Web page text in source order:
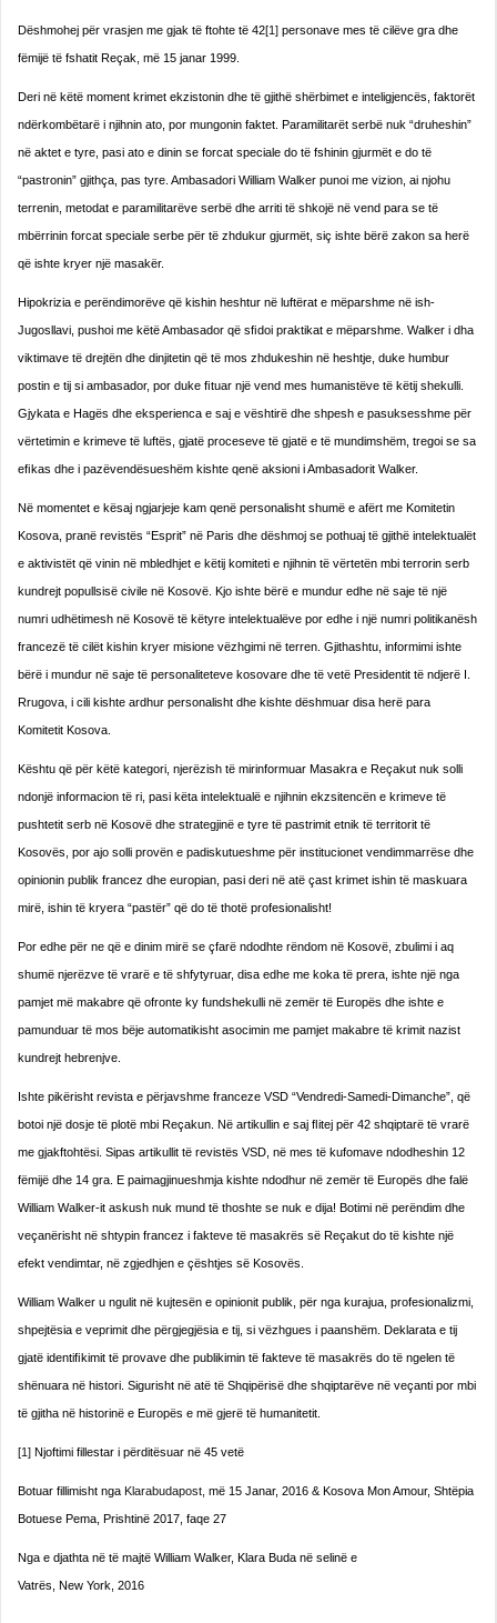
Dëshmohej për vrasjen me gjak të ftohte të 42[1] personave mes të cilëve gra dhe
fëmijë të fshatit Reçak, më 15 janar 1999.
Deri në këtë moment krimet ekzistonin dhe të gjithë shërbimet e inteligjencës, faktorët
ndërkombëtarë i njih­­nin ato, por mungonin faktet. Paramilitarët serbë nuk “druheshin”
në aktet e tyre, pasi ato e dinin se forcat speciale do të fshinin gjurmët e do të
“pastronin” gjithça, pas tyre. Ambasadori William Walker punoi me vizion, ai njohu
terrenin, metodat e paramilitarëve serbë dhe arriti të shkojë në vend para se të
mbërrinin forcat speciale serbe për të zhdukur gjurmët, siç ishte bërë zakon sa herë
që ishte kryer një masakër.
Hipokrizia e perëndimorëve që kishin heshtur në luftë­rat e mëparshme në ish-
Jugosllavi, pushoi me këtë Am­basador që sﬁdoi praktikat e mëparshme. Walker i dha
viktimave të drejtën dhe dinjitetin që të mos zhdukeshin në heshtje, duke humbur
postin e tij si ambasador, por duke ﬁtuar një vend mes humanistëve të këtij shekulli.
Gjykata e Hagës dhe eksperienca e saj e vështirë dhe shpesh e pasuksesshme për
vërtetimin e krimeve të luf­tës, gjatë proceseve të gjatë e të mundimshëm, tregoi se sa
eﬁkas dhe i pazëvendësueshëm kishte qenë aksioni i Ambasadorit Walker.
Në momentet e kësaj ngjarjeje kam qenë personalisht shumë e afërt me Komitetin
Kosova, pranë revistës “Esprit” në Paris dhe dëshmoj se pothuaj të gjithë intelektualët
e aktivistët që vinin në mbledhjet e këtij komiteti e njihnin të vërtetën mbi terrorin serb
kundrejt popullsisë civile në Kosovë. Kjo ishte bërë e mundur edhe në saje të një
numri udhëtimesh në Kosovë të këtyre intelektualëve por edhe i një numri politikanësh
francezë të cilët kishin kryer misione vëzhgimi në terren. Gjithashtu, informimi ishte
bërë i mundur në saje të perso­naliteteve kosovare dhe të vetë Presidentit të ndjerë I.
Rrugova, i cili kishte ardhur personalisht dhe kishte dë­shmuar disa herë para
Komitetit Kosova.
Kështu që për këtë kategori, njerëzish të mirinformuar Masakra e Reçakut nuk solli
ndonjë informacion të ri, pasi këta intelektualë e njihnin ekzsitencën e krimeve të
pushtetit serb në Kosovë dhe strategjinë e tyre të pas­trimit etnik të territorit të
Kosovës, por ajo solli pro­vën e padiskutueshme për institucionet vendimma­rrëse dhe
opinionin publik francez dhe europian, pasi deri në atë çast krimet ishin të maskuara
mirë, ishin të kryera “pastër” që do të thotë profesionalisht!
Por edhe për ne që e dinim mirë se çfarë ndodhte rëndom në Kosovë, zbulimi i aq
shumë njerëzve të vrarë e të shfytyruar, disa edhe me koka të prera, ishte një nga
pamjet më makabre që ofronte ky fundshekulli në zemër të Europës dhe ishte e
pamunduar të mos bëje automatikisht asocimin me pamjet makabre të krimit nazist
kundrejt hebrenjve.
Ishte pikërisht revista e përjavshme franceze VSD “Vendredi-Samedi-Dimanche”, që
botoi një dosje të plotë mbi Reçakun. Në artikullin e saj ﬂitej për 42 shqiptarë të vrarë
me gjakftohtësi. Sipas artikullit të revistës VSD, në mes të kufomave ndodheshin 12
fëmijë dhe 14 gra. E paimagjinueshmja kishte ndodhur në zemër të Euro­pës dhe falë
William Walker-it askush nuk mund të thoshte se nuk e dija! Botimi në perëndim dhe
veçanërisht në shtypin francez i fakteve të masakrës së Reçakut do të ki­shte një
efekt vendimtar, në zgjedhjen e çështjes së Kosovës.
William Walker u ngulit në kujtesën e opinionit publik, për nga kurajua, profesionalizmi,
shpejtësia e veprimit dhe përgjegjësia e tij, si vëzhgues i paanshëm. Deklarata e tij
gjatë identiﬁkimit të provave dhe publikimin të fakteve të masakrës do të ngelen të
shënuara në histori. Si­gurisht në atë të Shqipërisë dhe shqiptarëve në veçanti por mbi
të gjitha në historinë e Europës e më gjerë të humanitetit.
[1] Njoftimi fillestar i përditësuar në 45 vetë
Botuar fillimisht nga Klarabudapost, më 15 Janar, 2016 & Kosova Mon Amour, Shtëpia
Botuese Pema, Prishtinë 2017, faqe 27
Nga e djathta në të majtë William Walker, Klara Buda në selinë e
Vatrës, New York, 2016